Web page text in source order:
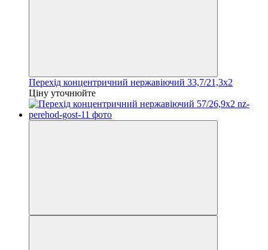
Перехід концентричний нержавіючий 33,7/21,3x2
Ціну уточнюйте